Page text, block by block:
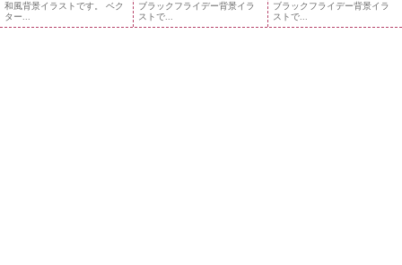
和風背景イラストです。 ベク
ター...
ブラックフライデー背景イラ
ストで...
ブラックフライデー背景イラ
ストで...